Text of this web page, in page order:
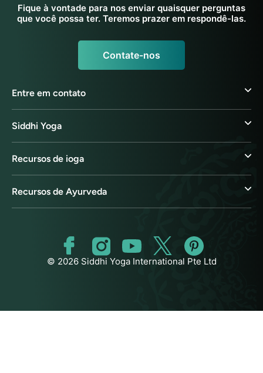
Fique à vontade para nos enviar quaisquer perguntas
que você possa ter. Teremos prazer em respondê-las.
Contate-nos
Entre em contato
Siddhi Yoga
Recursos de ioga
Recursos de Ayurveda
© 2026 Siddhi Yoga International Pte Ltd